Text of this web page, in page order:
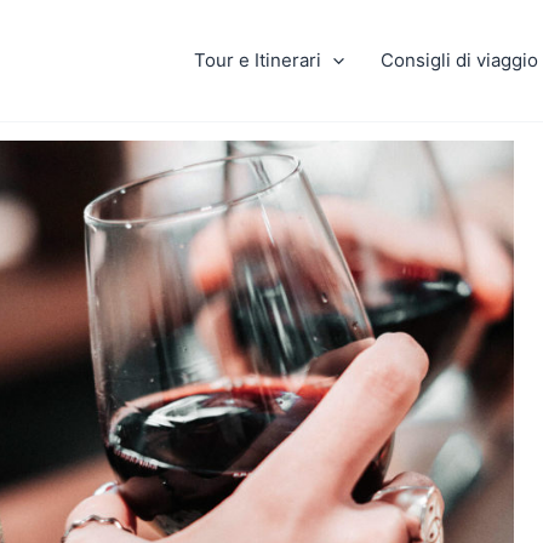
Tour e Itinerari Consigli di viaggio